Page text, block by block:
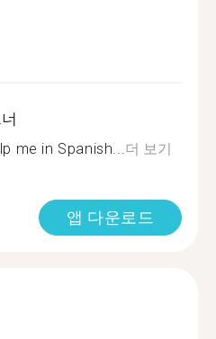
me in Spanish...더 보기
앱 다운로드